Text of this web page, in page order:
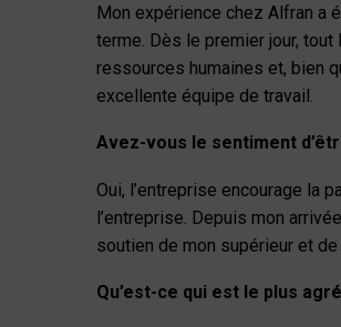
Mon expérience chez Alfran a
terme. Dès le premier jour, tout
ressources humaines et, bien
excellente équipe de travail.
Avez-vous le sentiment
Oui, l’entreprise encourage la
l’entreprise. Depuis mon
soutien de mon supérieur et
Qu’est-ce qui est le plus